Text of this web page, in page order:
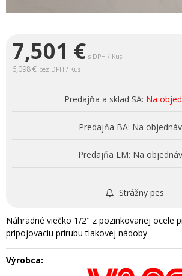
7,501 € s DPH / Kus
6,098 € bez DPH / Kus
Predajňa a sklad SA: Na
Predajňa BA: Na
Predajňa LM: Na
Strážny pes
Náhradné viečko 1/2" z pozinkovanej ocele
pripojovaciu prírubu tlakovej nádoby
Výrobca: